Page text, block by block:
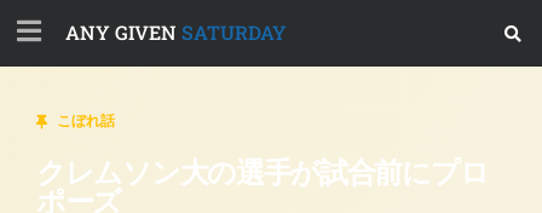
ANY GIVEN SATURDAY
こぼれ話
クレムソン大の選手が試合前にプロ
ポーズ